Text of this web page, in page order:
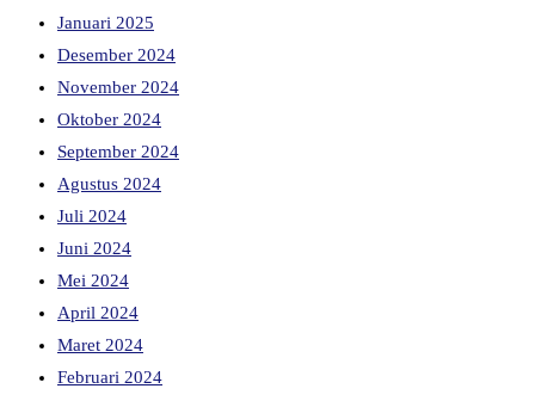
Januari 2025
Desember 2024
November 2024
Oktober 2024
September 2024
Agustus 2024
Juli 2024
Juni 2024
Mei 2024
April 2024
Maret 2024
Februari 2024